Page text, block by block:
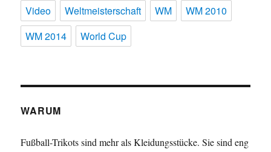
Video
Weltmeisterschaft WM
WM 2010
WM 2014
World Cup
WARUM
Fußball-Trikots sind mehr als Kleidungsstücke. Sie sind eng